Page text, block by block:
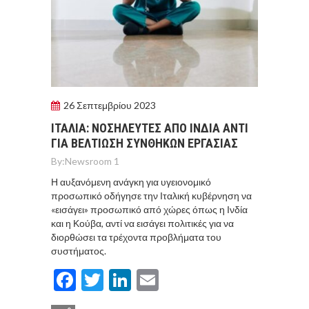
26 Σεπτεμβρίου 2023
ΙΤΑΛΙΑ: ΝΟΣΗΛΕΥΤΕΣ ΑΠΟ ΙΝΔΙΑ ΑΝΤΙ
ΓΙΑ ΒΕΛΤΙΩΣΗ ΣΥΝΘΗΚΩΝ ΕΡΓΑΣΙΑΣ
By:Newsroom 1
Η αυξανόμενη ανάγκη για υγειονομικό
προσωπικό οδήγησε την Ιταλική κυβέρνηση να
«εισάγει» προσωπικό από χώρες όπως η Ινδία
και η Κούβα, αντί να εισάγει πολιτικές για να
διορθώσει τα τρέχοντα προβλήματα του
συστήματος.
Facebook
TwitterLinkedIn